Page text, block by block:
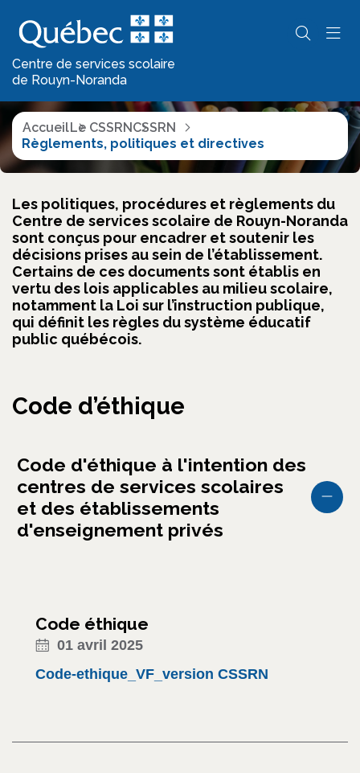
Centre de services scolaire
de Rouyn-Noranda
Règlements, politiques et
directives
AccueilLe CSSRN CSSRN
Règlements, politiques et directives
Les politiques, procédures et règlements du
Centre de services scolaire de Rouyn-Noranda
sont conçus pour encadrer et soutenir les
décisions prises au sein de l’établissement.
Certains de ces documents sont établis en
vertu des lois applicables au milieu scolaire,
notamment la Loi sur l’instruction publique,
qui définit les règles du système éducatif
public québécois.
Code d’éthique
Code d'éthique à l'intention des
centres de services scolaires
et des établissements
d'enseignement privés
Code éthique
01 avril 2025
Code-ethique_VF_version CSSRN